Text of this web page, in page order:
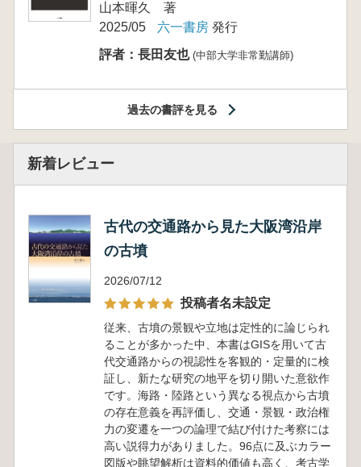
山本暉久 著
2025/05
六一書房 発行
評者：長田友也 (中部大学非常勤講師)
過去の書評を見る
新着レビュー
古代の交通路から見た大阪湾沿岸
の古墳
2026/07/12
投稿者名未設定
従来、古墳の景観や立地は定性的に論じられ
ることが多かった中、本書はGISを用いて古
代交通路からの視認性を客観的・定量的に検
証し、新たな研究の地平を切り開いた意欲作
です。海路・陸路という異なる視点から古墳
の存在意義を再評価し、交通・景観・政治権
力の変遷を一つの論理で結び付けた考察には
高い説得力がありました。96点に及ぶカラー
図版や眺望解析は資料的価値も高く、考古学